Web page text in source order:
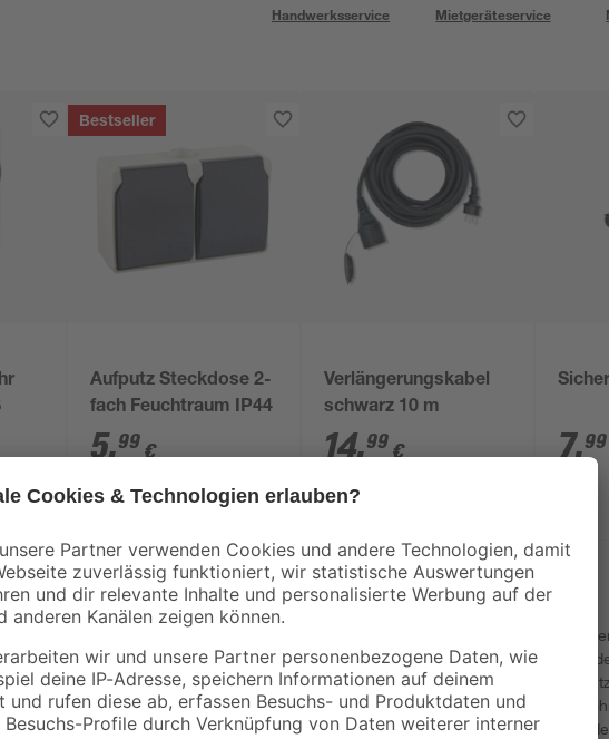
Handwerksservice Mietgeräteservice
Bestseller
Aufputz Steckdose 2-
fach Feuchtraum IP44
5,99 €
Verlängerungskabel
schwarz 10 m
14,99 €
1,50 € / Meter
7,99
Mit dem WiFi-Repeater bringst du dein WLAN
mit Funklöchern – der Repeater erweitert die
dafür, dass du in jedem Raum mit demselben
Verbindung zum Router erfolgt sofort und ganz
Tether-App oder die Web-Oberfläche kannst du